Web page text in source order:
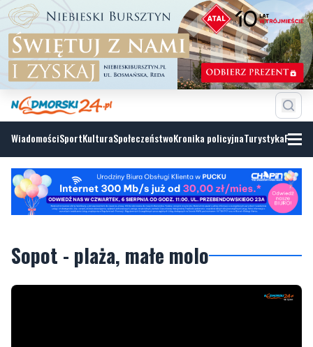
WiadomościSportKulturaSpołeczeństwoKronika policyjnaTurystyka
Sopot - plaża, małe molo